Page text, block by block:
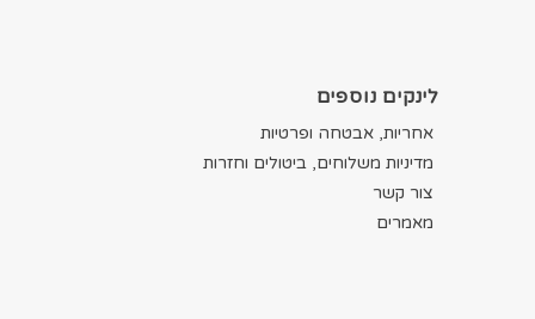
לינקים נוספים
אחריות, אבטחה ופרטיות
מדיניות משלוחים, ביטולים וחזרות
צור קשר
מאמרים